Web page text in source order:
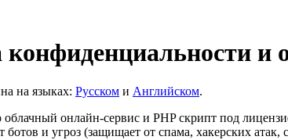
и
на языках: Русском и Английском.
облачный онлайн-сервис и PHP скрипт под
ботов и угроз (защищает от спама, хакерских